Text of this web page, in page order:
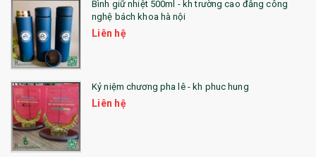
Bình giữ nhiệt 500ml - kh trường cao đẳng công
nghệ bách khoa hà nội
Liên hệ
Kỷ niệm chương pha lê - kh phuc hung
Liên hệ